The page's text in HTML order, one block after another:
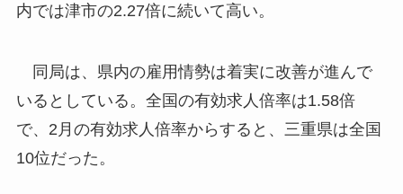
内では津市の2.27倍に続いて高い。
同局は、県内の雇用情勢は着実に改善が進んで
いるとしている。全国の有効求人倍率は1.58倍
で、2月の有効求人倍率からすると、三重県は全国
10位だった。